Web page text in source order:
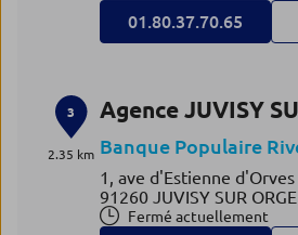
01.80.37.70.65
3
2.35 km
Agence JUVISY
Banque Populaire
1, ave d'Estienne d'Orves
91260 JUVISY SUR ORGE
Fermé actuellement